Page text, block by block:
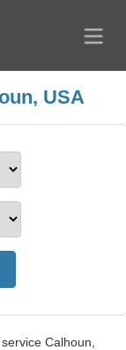
USA
Calhoun,